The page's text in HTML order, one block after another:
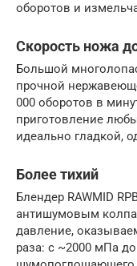
оборотов и
Скорость ножа
Большой
прочной
000 оборотов в
приготовление
идеально гладкой,
Более тихий
Блендер RAWMID
антишумовым
давление,
раза: с ~2000 мПа